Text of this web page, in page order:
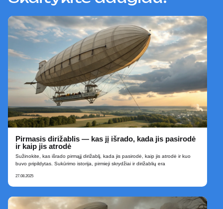
Pirmasis dirižablis — kas jį išrado, kada jis pasirodė
ir kaip jis atrodė
Sužinokite, kas išrado pirmąjį dirižablį, kada jis pasirodė, kaip jis atrodė ir kuo
buvo pripildytas. Sukūrimo istorija, pirmieji skrydžiai ir dirižablių era
27.08.2025